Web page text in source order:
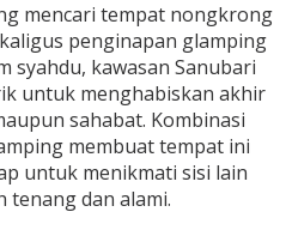
mencari tempat nongkrong
penginapan glamping
syahdu, kawasan Sanubari
untuk menghabiskan akhir
sahabat. Kombinasi
membuat tempat ini
untuk menikmati sisi lain
tenang dan alami.